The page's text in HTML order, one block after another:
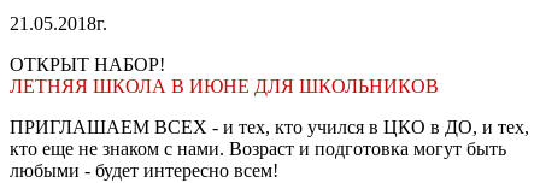
21.05.2018г.
ОТКРЫТ НАБОР!
ЛЕТНЯЯ ШКОЛА В ИЮНЕ ДЛЯ ШКОЛЬНИКОВ
ПРИГЛАШАЕМ ВСЕХ - и тех, кто учился в ЦКО в ДО, и тех,
кто еще не знаком с нами. Возраст и подготовка могут быть
любыми - будет интересно всем!